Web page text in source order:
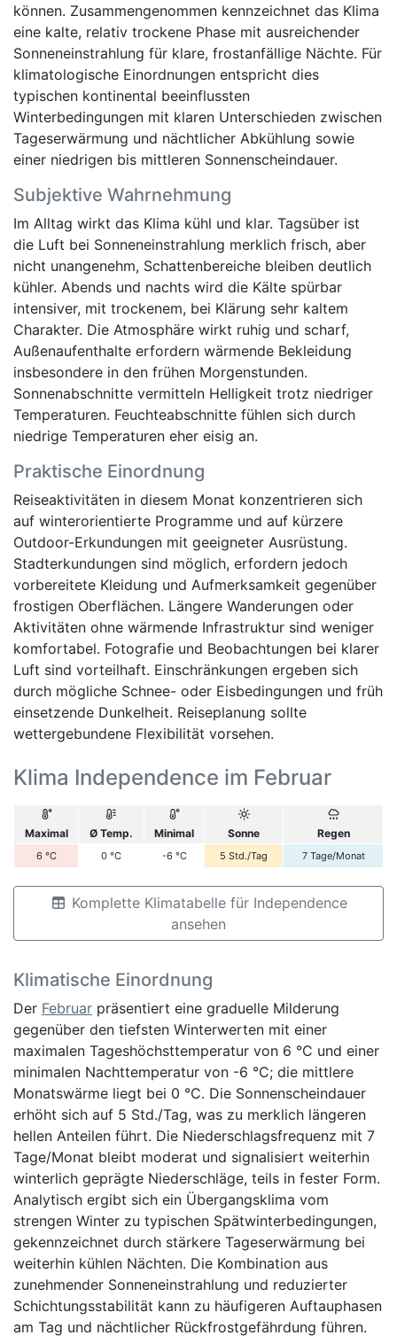
können. Zusammengenommen kennzeichnet das Klima
eine kalte, relativ trockene Phase mit ausreichender
Sonneneinstrahlung für klare, frostanfällige Nächte. Für
klimatologische Einordnungen entspricht dies
typischen kontinental beeinflussten
Winterbedingungen mit klaren Unterschieden zwischen
Tageserwärmung und nächtlicher Abkühlung sowie
einer niedrigen bis mittleren Sonnenscheindauer.
Subjektive Wahrnehmung
Im Alltag wirkt das Klima kühl und klar. Tagsüber ist
die Luft bei Sonneneinstrahlung merklich frisch, aber
nicht unangenehm, Schattenbereiche bleiben deutlich
kühler. Abends und nachts wird die Kälte spürbar
intensiver, mit trockenem, bei Klärung sehr kaltem
Charakter. Die Atmosphäre wirkt ruhig und scharf,
Außenaufenthalte erfordern wärmende Bekleidung
insbesondere in den frühen Morgenstunden.
Sonnenabschnitte vermitteln Helligkeit trotz niedriger
Temperaturen. Feuchteabschnitte fühlen sich durch
niedrige Temperaturen eher eisig an.
Praktische Einordnung
Reiseaktivitäten in diesem Monat konzentrieren sich
auf winterorientierte Programme und auf kürzere
Outdoor-Erkundungen mit geeigneter Ausrüstung.
Stadterkundungen sind möglich, erfordern jedoch
vorbereitete Kleidung und Aufmerksamkeit gegenüber
frostigen Oberflächen. Längere Wanderungen oder
Aktivitäten ohne wärmende Infrastruktur sind weniger
komfortabel. Fotografie und Beobachtungen bei klarer
Luft sind vorteilhaft. Einschränkungen ergeben sich
durch mögliche Schnee- oder Eisbedingungen und früh
einsetzende Dunkelheit. Reiseplanung sollte
wettergebundene Flexibilität vorsehen.
Klima Independence im Februar
Maximal Ø Temp. Minimal Sonne Regen
6 °C 0 °C -6 °C 5 Std./Tag 7 Tage/Monat
Komplette Klimatabelle für Independence
ansehen
Klimatische Einordnung
Der Februar präsentiert eine graduelle Milderung
gegenüber den tiefsten Winterwerten mit einer
maximalen Tageshöchsttemperatur von 6 °C und einer
minimalen Nachttemperatur von -6 °C; die mittlere
Monatswärme liegt bei 0 °C. Die Sonnenscheindauer
erhöht sich auf 5 Std./Tag, was zu merklich längeren
hellen Anteilen führt. Die Niederschlagsfrequenz mit 7
Tage/Monat bleibt moderat und signalisiert weiterhin
winterlich geprägte Niederschläge, teils in fester Form.
Analytisch ergibt sich ein Übergangsklima vom
strengen Winter zu typischen Spätwinterbedingungen,
gekennzeichnet durch stärkere Tageserwärmung bei
weiterhin kühlen Nächten. Die Kombination aus
zunehmender Sonneneinstrahlung und reduzierter
Schichtungsstabilität kann zu häufigeren Auftauphasen
am Tag und nächtlicher Rückfrostgefährdung führen.